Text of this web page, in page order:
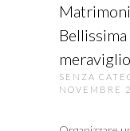
SENZA
NOVEMBRE